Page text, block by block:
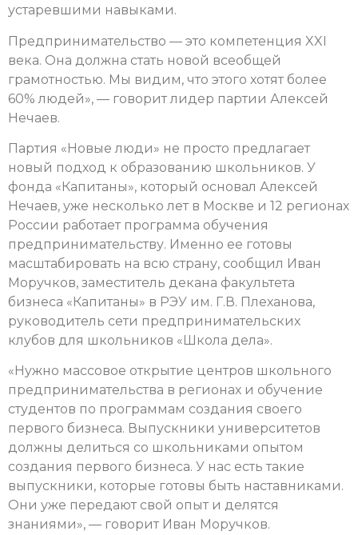
устаревшими навыками.
Предпринимательство — это компетенция XXI
века. Она должна стать новой всеобщей
грамотностью. Мы видим, что этого хотят более
60% людей», — говорит лидер партии Алексей
Нечаев.
Партия «Новые люди» не просто предлагает
новый подход к образованию школьников. У
фонда «Капитаны», который основал Алексей
Нечаев, уже несколько лет в Москве и 12 регионах
России работает программа обучения
предпринимательству. Именно ее готовы
масштабировать на всю страну, сообщил Иван
Моручков, заместитель декана факультета
бизнеса «Капитаны» в РЭУ им. Г.В. Плеханова,
руководитель сети предпринимательских
клубов для школьников «Школа дела».
«Нужно массовое открытие центров школьного
предпринимательства в регионах и обучение
студентов по программам создания своего
первого бизнеса. Выпускники университетов
должны делиться со школьниками опытом
создания первого бизнеса. У нас есть такие
выпускники, которые готовы быть наставниками.
Они уже передают свой опыт и делятся
знаниями», — говорит Иван Моручков.